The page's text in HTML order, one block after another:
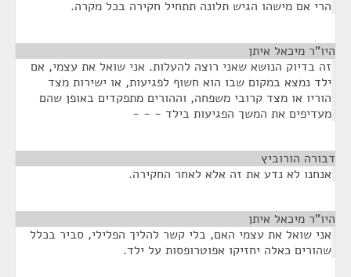
הרי אם מישהו הגיש תלונה תתחיל חקירה בכל מקרה.
היו"ר מיכאל איתן
זה בדיוק הנושא שאני רוצה להעלות. אני שואל את עצמי, אם
ילד נמצא במקום שבו הוא חשוף לפגיעות, או ישירות מצד
הוריו או מצד קרובי משפחה, וההורים מתפקדים באופן שהם
מעדיפים את המשך הפגיעות בילד - - -
דבורה הורוביץ
אנחנו לא נדע את זה אלא לאחר החקירה.
היו"ר מיכאל איתן
אני שואל את עצמי האם, בלי קשר להליך הפלילי, סביר בכלל
שהורים כאלה יחזיקו אפוטרופסות על ילד.